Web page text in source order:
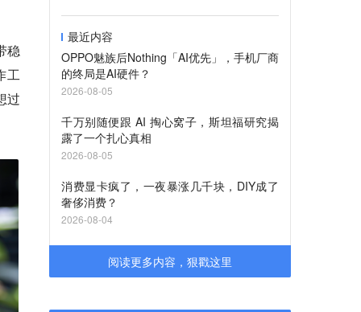
稳
工
过
最近内容
OPPO魅族后Nothing「AI优先」，手机厂商
的终局是AI硬件？
2026-08-05
千万别随便跟 AI 掏心窝子，斯坦福研究揭
露了一个扎心真相
2026-08-05
消费显卡疯了，一夜暴涨几千块，DIY成了
奢侈消费？
2026-08-04
阅读更多内容，狠戳这里